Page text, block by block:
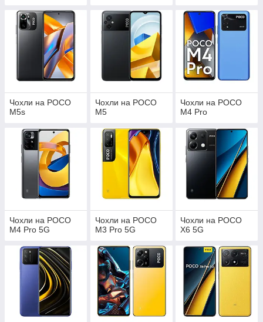
Чохли на POCO
M5s
Чохли на POCO
M5
Чохли на POCO
M4 Pro
Чохли на POCO
M4 Pro 5G
Чохли на POCO
M3 Pro 5G
Чохли на POCO
X6 5G